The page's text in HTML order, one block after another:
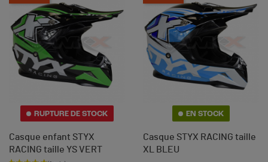
RUPTURE DE STOCK
Casque enfant STYX
RACING taille YS VERT
EN STOCK
Casque STYX RACING taille
XL BLEU